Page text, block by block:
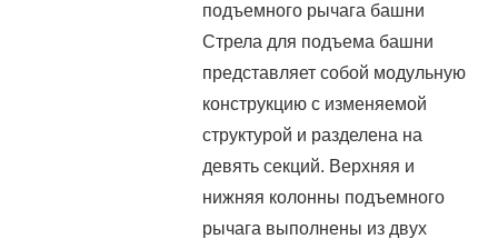
подъемного рычага башни
Стрела для подъема башни
представляет собой модульную
конструкцию с изменяемой
структурой и разделена на
девять секций. Верхняя и
нижняя колонны подъемного
рычага выполнены из двух